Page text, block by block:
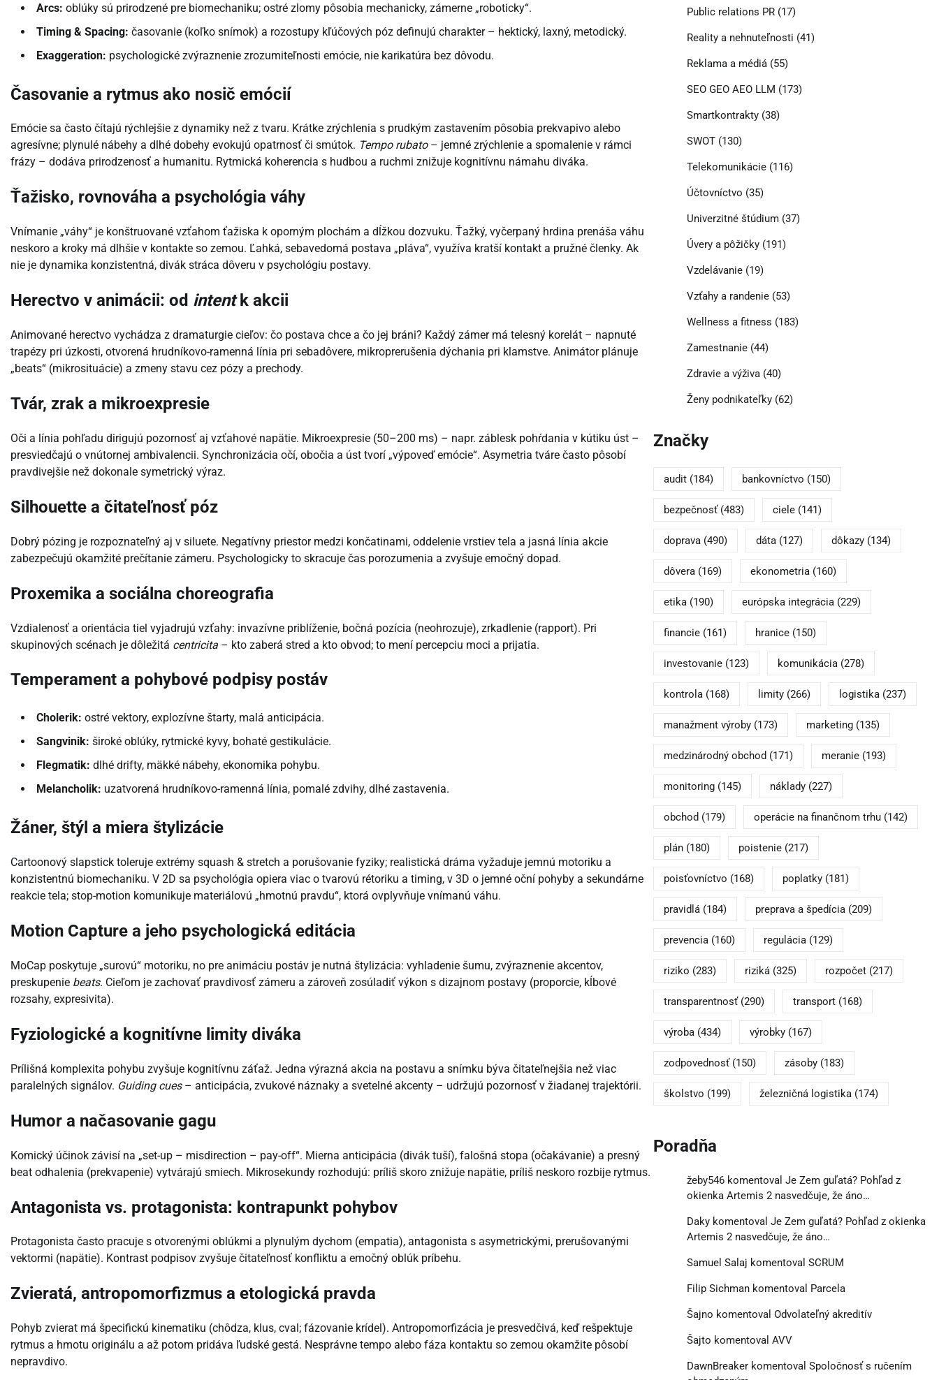
Arcs: oblúky sú prirodzené pre biomechaniku; ostré zlomy pôsobia mechanicky, zámerne „roboticky“.
Timing & Spacing: časovanie (koľko snímok) a rozostupy kľúčových póz definujú charakter – hektický, laxný, metodický.
Exaggeration: psychologické zvýraznenie zrozumiteľnosti emócie, nie karikatúra bez dôvodu.
Časovanie a rytmus ako nosič emócií
Emócie sa často čítajú rýchlejšie z dynamiky než z tvaru. Krátke zrýchlenia s prudkým zastavením pôsobia prekvapivo alebo
agresívne; plynulé nábehy a dlhé dobehy evokujú opatrnosť či smútok. Tempo rubato– jemné zrýchlenie a spomalenie v rámci
frázy – dodáva prirodzenosť a humanitu. Rytmická koherencia s hudbou a ruchmi znižuje kognitívnu námahu diváka.
Ťažisko, rovnováha a psychológia váhy
Vnímanie „váhy“ je konštruované vzťahom ťažiska k oporným plochám a dĺžkou dozvuku. Ťažký, vyčerpaný hrdina prenáša váhu
neskoro a kroky má dlhšie v kontakte so zemou. Ľahká, sebavedomá postava „pláva“, využíva kratší kontakt a pružné členky. Ak
nie je dynamika konzistentná, divák stráca dôveru v psychológiu postavy.
Herectvo v animácii: od intentk akcii
Animované herectvo vychádza z dramaturgie cieľov: čo postava chce a čo jej bráni? Každý zámer má telesný korelát – napnuté
trapézy pri úzkosti, otvorená hrudníkovo-ramenná línia pri sebadôvere, mikroprerušenia dýchania pri klamstve. Animátor plánuje
„beats“ (mikrosituácie) a zmeny stavu cez pózy a prechody.
Tvár, zrak a mikroexpresie
Oči a línia pohľadu dirigujú pozornosť aj vzťahové napätie. Mikroexpresie (50–200 ms) – napr. záblesk pohŕdania v kútiku úst –
presviedčajú o vnútornej ambivalencii. Synchronizácia očí, obočia a úst tvorí „výpoveď emócie“. Asymetria tváre často pôsobí
pravdivejšie než dokonale symetrický výraz.
Silhouette a čitateľnosť póz
Dobrý pózing je rozpoznateľný aj v siluete. Negatívny priestor medzi končatinami, oddelenie vrstiev tela a jasná línia akcie
zabezpečujú okamžité prečítanie zámeru. Psychologicky to skracuje čas porozumenia a zvyšuje emočný dopad.
Proxemika a sociálna choreografia
Vzdialenosť a orientácia tiel vyjadrujú vzťahy: invazívne priblíženie, bočná pozícia (neohrozuje), zrkadlenie (rapport). Pri
skupinových scénach je dôležitá centricita – kto zaberá stred a kto obvod; to mení percepciu moci a prijatia.
Temperament a pohybové podpisy postáv
Cholerik: ostré vektory, explozívne štarty, malá anticipácia.
Sangvinik: široké oblúky, rytmické kyvy, bohaté gestikulácie.
Flegmatik: dlhé drifty, mäkké nábehy, ekonomika pohybu.
Melancholik: uzatvorená hrudníkovo-ramenná línia, pomalé zdvihy, dlhé zastavenia.
Žáner, štýl a miera štylizácie
Cartoonový slapstick toleruje extrémy squash & stretch a porušovanie fyziky; realistická dráma vyžaduje jemnú motoriku a
konzistentnú biomechaniku. V 2D sa psychológia opiera viac o tvarovú rétoriku a timing, v 3D o jemné oční pohyby a sekundárne
reakcie tela; stop-motion komunikuje materiálovú „hmotnú pravdu“, ktorá ovplyvňuje vnímanú váhu.
Motion Capture a jeho psychologická editácia
MoCap poskytuje „surovú“ motoriku, no pre animáciu postáv je nutná štylizácia: vyhladenie šumu, zvýraznenie akcentov,
preskupenie beats. Cieľom je zachovať pravdivosť zámeru a zároveň zosúladiť výkon s dizajnom postavy (proporcie, kĺbové
rozsahy, expresivita).
Fyziologické a kognitívne limity diváka
Prílišná komplexita pohybu zvyšuje kognitívnu záťaž. Jedna výrazná akcia na postavu a snímku býva čitateľnejšia než viac
paralelných signálov. Guiding cues– anticipácia, zvukové náznaky a svetelné akcenty – udržujú pozornosť v žiadanej trajektórii.
Humor a načasovanie gagu
Komický účinok závisí na „set-up – misdirection – pay-off“. Mierna anticipácia (divák tuší), falošná stopa (očakávanie) a presný
beat odhalenia (prekvapenie) vytvárajú smiech. Mikrosekundy rozhodujú: príliš skoro znižuje napätie, príliš neskoro rozbije rytmus.
Antagonista vs. protagonista: kontrapunkt pohybov
Protagonista často pracuje s otvorenými oblúkmi a plynulým dychom (empatia), antagonista s asymetrickými, prerušovanými
vektormi (napätie). Kontrast podpisov zvyšuje čitateľnosť konfliktu a emočný oblúk príbehu.
Zvieratá, antropomorfizmus a etologická pravda
Pohyb zvierat má špecifickú kinematiku (chôdza, klus, cval; fázovanie krídel). Antropomorfizácia je presvedčivá, keď rešpektuje
rytmus a hmotu originálu a až potom pridáva ľudské gestá. Nesprávne tempo alebo fáza kontaktu so zemou okamžite pôsobí
nepravdivo.
Public relations PR(17)
Reality a nehnuteľnosti (41)
Reklama a médiá(55)
SEO GEO AEO LLM (173)
Smartkontrakty(38)
SWOT(130)
Telekomunikácie(116)
Účtovníctvo (35)
Univerzitné štúdium(37)
Úvery a pôžičky(191)
Vzdelávanie(19)
Vzťahy a randenie(53)
Wellness a fitness (183)
Zamestnanie(44)
Zdravie a výživa(40)
Ženy podnikateľky(62)
Značky
audit(184) bankovníctvo (150)
bezpečnosť(483) ciele(141)
doprava(490) dáta(127) dôkazy(134)
dôvera(169) ekonometria(160)
etika(190) európska integrácia(229)
financie(161) hranice(150)
investovanie(123) komunikácia(278)
kontrola(168) limity(266) logistika(237)
manažment výroby(173) marketing(135)
medzinárodný obchod (171) meranie(193)
monitoring(145) náklady(227)
obchod (179) operácie na finančnom trhu(142)
plán(180) poistenie(217)
poisťovníctvo (168) poplatky(181)
pravidlá(184) preprava a špedícia(209)
prevencia(160) regulácia(129)
riziko (283) riziká(325) rozpočet(217)
transparentnosť(290) transport(168)
výroba(434) výrobky(167)
zodpovednosť(150) zásoby(183)
školstvo (199) železničná logistika(174)
Poradňa
žeby546komentoval Je Zem guľatá? Pohľad z
okienka Artemis 2 nasvedčuje, že áno…
Dakykomentoval Je Zem guľatá? Pohľad z okienka
Artemis 2 nasvedčuje, že áno…
Samuel Salaj komentoval SCRUM
Filip Sichmankomentoval Parcela
Šajno komentoval Odvolateľný akreditív
Šajto komentoval AVV
DawnBreakerkomentoval Spoločnosť s ručením